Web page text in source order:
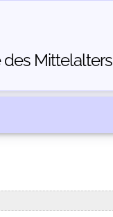
des Mittelalters